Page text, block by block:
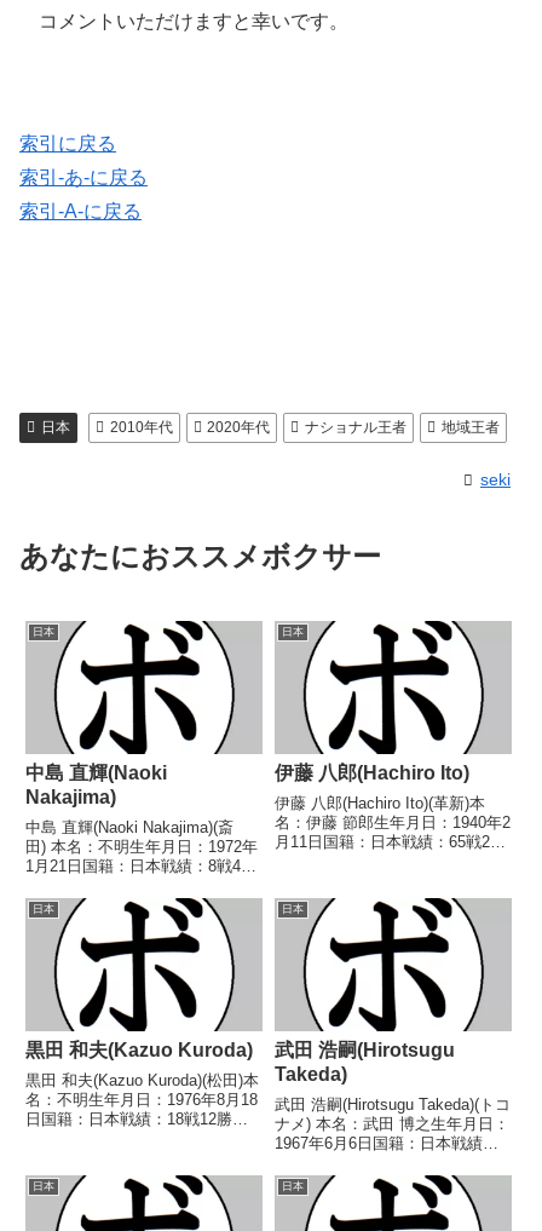
コメントいただけますと幸いです。
索引に戻る
索引-あ-に戻る
索引-A-に戻る
日本 2010年代 2020年代 ナショナル王者 地域王者
seki
あなたにおススメボクサー
日本
中島 直輝(Naoki
Nakajima)
中島 直輝(Naoki Nakajima)(斎
田) 本名：不明生年月日：1972年
1月21日国籍：日本戦績：8戦4勝
し 【戦歴】1993/04/01
●1RKO 尾方 和生(三
迫)1994/04/25 ○4...
日本
伊藤 八郎(Hachiro Ito)
伊藤 八郎(Hachiro Ito)(革新)本
名：伊藤 節郎生年月日：1940年2
月11日国籍：日本戦績：65戦28
座【戦歴】1957/03/07 △4R判
定 (採点不明) 高...
日本
黒田 和夫(Kazuo Kuroda)
黒田 和夫(Kazuo Kuroda)(松田)本
名：不明生年月日：1976年8月18
日国籍：日本戦績：18戦12勝
ム級新人王【戦歴】1995/04/02
○4R判定 3-0(...
日本
武田 浩嗣(Hirotsugu
Takeda)
武田 浩嗣(Hirotsugu Takeda)(トコ
ナメ) 本名：武田 博之生年月日：
1967年6月6日国籍：日本戦績：
イトル】1989年度中日本スーパ
ーライト級新人王 【戦歴】
1988/09/04...
日本 日本